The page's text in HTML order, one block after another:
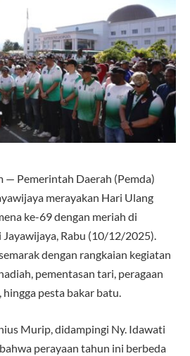
— Pemerintah Daerah (Pemda)
merayakan Hari Ulang
ke-69 dengan meriah di
Rabu (10/12/2025).
dengan rangkaian kegiatan
pementasan tari, peragaan
pesta bakar batu.
Murip, didampingi Ny. Idawati
perayaan tahun ini berbeda